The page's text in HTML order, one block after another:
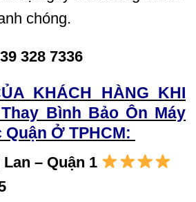
chóng.
328 7336
KHÁCH HÀNG KHI
Bình Bảo Ôn Máy
Quận Ở TPHCM:
– Quận 1